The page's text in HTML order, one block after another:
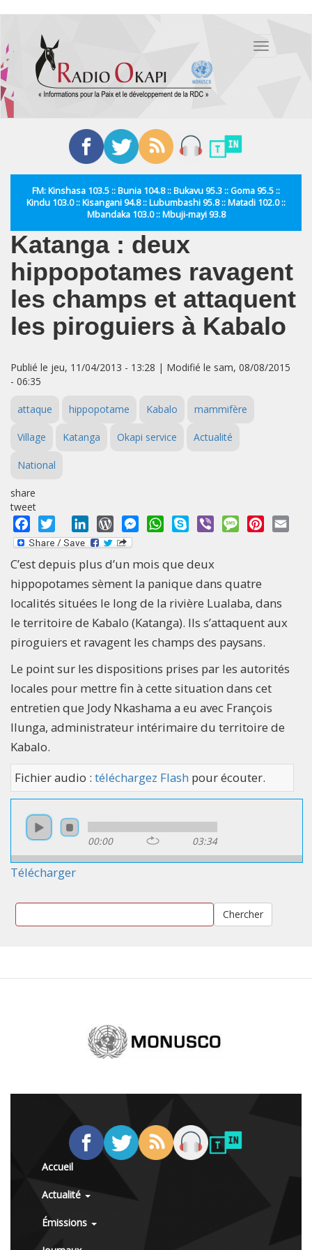
contenu
principal
Toggle
FM: Kinshasa 103.5 :: Bunia 104.8 :: Bukavu 95.3 :: Goma 95.5 ::
Kindu 103.0 :: Kisangani 94.8 :: Lubumbashi 95.8 :: Matadi 102.0 ::
Mbandaka 103.0 :: Mbuji-mayi 93.8
Katanga : deux
hippopotames ravagent
les champs et attaquent
les piroguiers à Kabalo
Publié le jeu, 11/04/2013 - 13:28 | Modifié le sam, 08/08/2015
- 06:35
attaque hippopotame Kabalo mammifère
Village Katanga Okapi service Actualité
National
share
tweet
Facebook
Twitter LinkedInWordPressMessengerWhatsApp
Skype Viber MessagePinterest
C’est depuis plus d’un mois que deux
hippopotames sèment la panique dans quatre
localités situées le long de la rivière Lualaba, dans
le territoire de Kabalo (Katanga). Ils s’attaquent aux
piroguiers et ravagent les champs des paysans.
Le point sur les dispositions prises par les autorités
locales pour mettre fin à cette situation dans cet
entretien que Jody Nkashama a eu avec François
Ilunga, administrateur intérimaire du territoire de
Kabalo.
Fichier audio : téléchargez Flash pour écouter.
00:00 03:34
Télécharger
Chercher
Accueil
Actualité
Émissions